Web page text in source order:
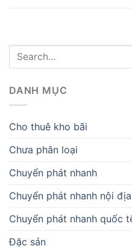
DANH MỤC
Cho thuê kho bãi
Chưa phân loại
Chuyển phát nhanh
Chuyển phát nhanh nội địa
Chuyển phát nhanh quốc
Đặc sản